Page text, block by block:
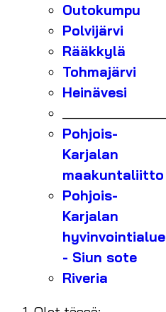
Outokumpu
Polvijärvi
Rääkkylä
Tohmajärvi
Heinävesi
Pohjois-
Karjalan
maakuntaliitto
Pohjois-
Karjalan
hyvinvointialue
- Siun sote
Riveria